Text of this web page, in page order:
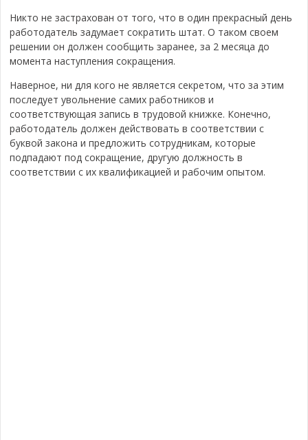
Никто не застрахован от того, что в один прекрасный день
работодатель задумает сократить штат. О таком своем
решении он должен сообщить заранее, за 2 месяца до
момента наступления сокращения.
Наверное, ни для кого не является секретом, что за этим
последует увольнение самих работников и
соответствующая запись в трудовой книжке. Конечно,
работодатель должен действовать в соответствии с
буквой закона и предложить сотрудникам, которые
подпадают под сокращение, другую должность в
соответствии с их квалификацией и рабочим опытом.